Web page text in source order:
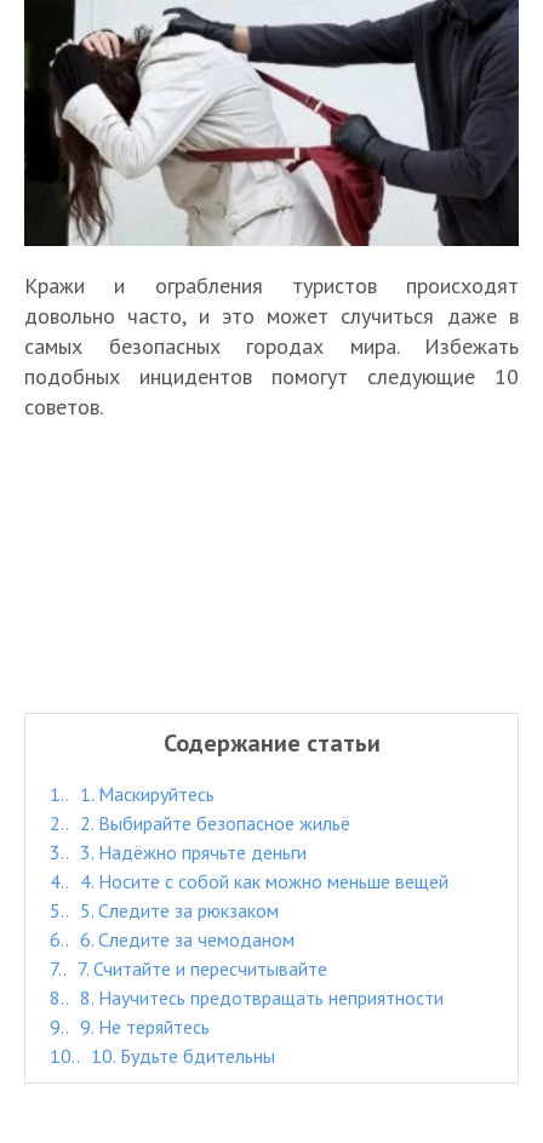
Кражи и ограбления туристов происходят
довольно часто, и это может случиться даже в
самых безопасных городах мира. Избежать
подобных инцидентов помогут следующие 10
советов.
Содержание статьи
1.
1. Маскируйтесь
2.
2. Выбирайте безопасное жильё
3.
3. Надёжно прячьте деньги
4.
4. Носите с собой как можно меньше вещей
5.
5. Следите за рюкзаком
6.
6. Следите за чемоданом
7.
7. Считайте и пересчитывайте
8.
8. Научитесь предотвращать неприятности
9.
9. Не теряйтесь
10.
10. Будьте бдительны